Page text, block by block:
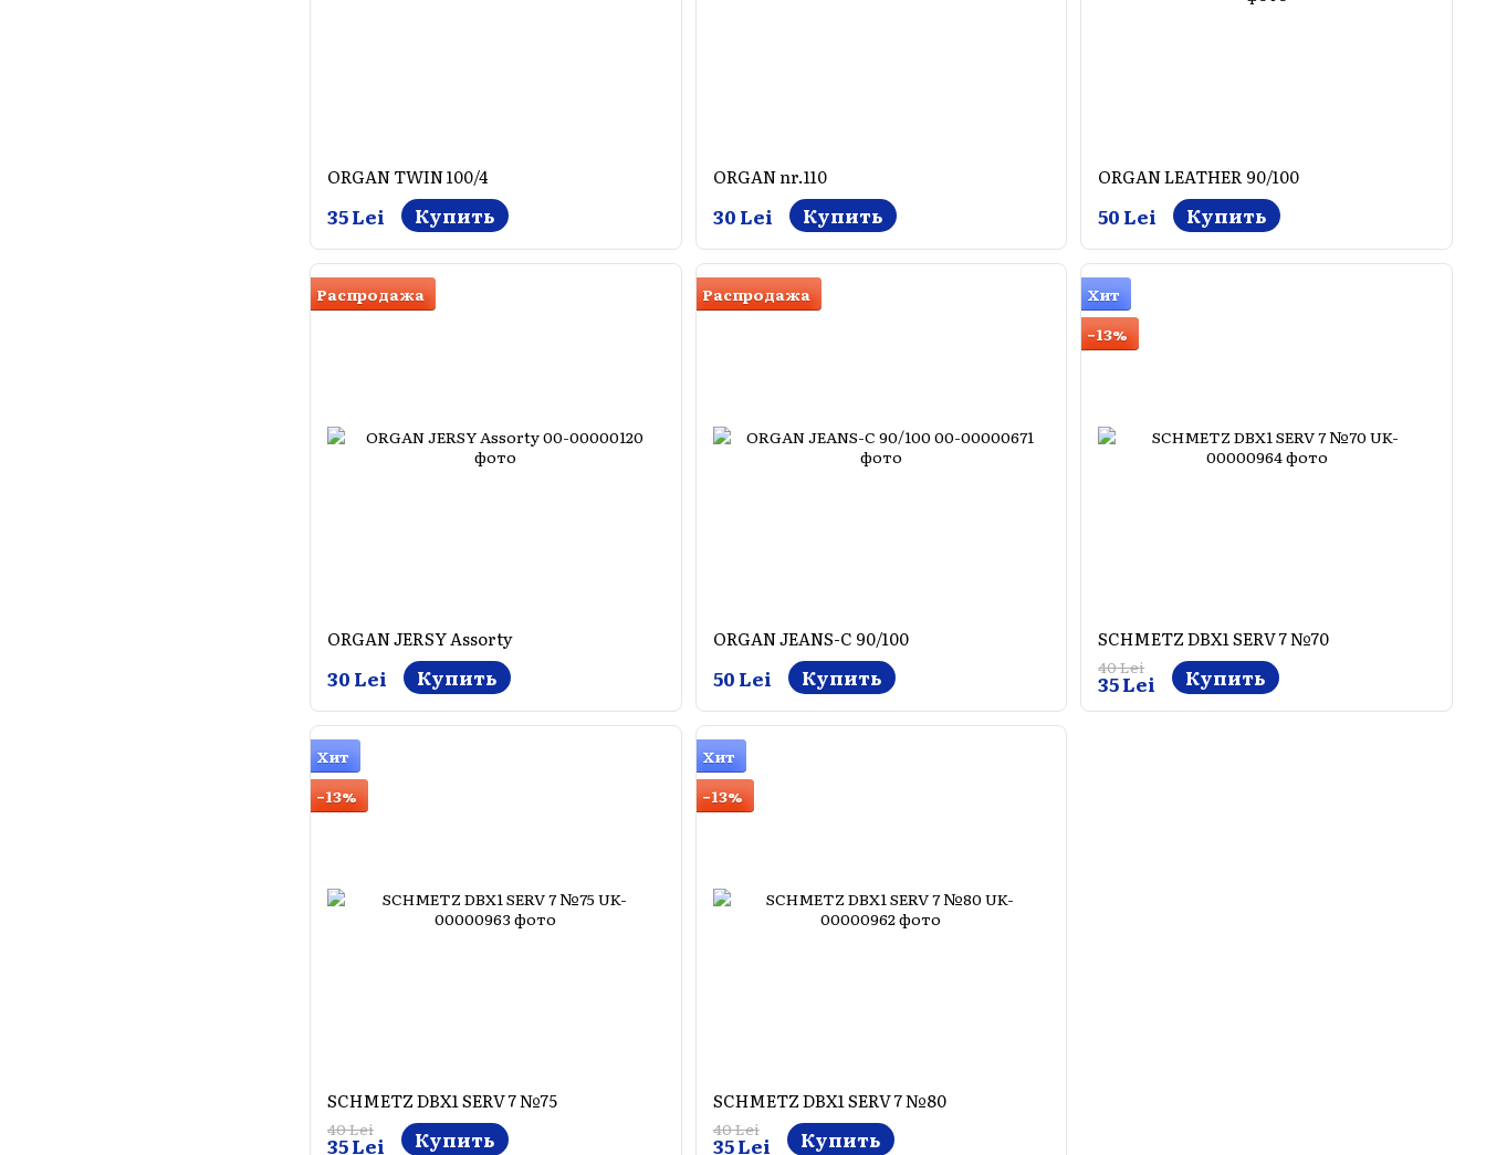
ORGAN TWIN 100/4
35 Lei Купить
ORGAN nr.110
30 Lei Купить
ORGAN LEATHER 90/100
50 Lei Купить
Распродажа
ORGAN JERSY Assorty
30 Lei Купить
Распродажа
ORGAN JEANS-C 90/100
50 Lei Купить
Хит
−13%
SCHMETZ DBX1 SERV 7 №70
40 Lei
35 Lei Купить
Хит
−13%
SCHMETZ DBX1 SERV 7 №75
40 Lei
35 Lei Купить
Хит
−13%
SCHMETZ DBX1 SERV 7 №80
40 Lei
35 Lei Купить